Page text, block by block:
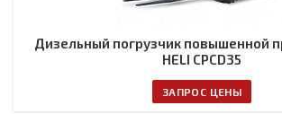
Дизельный погрузчик повышенной
HELI CPCD35
ЗАПРОС ЦЕНЫ